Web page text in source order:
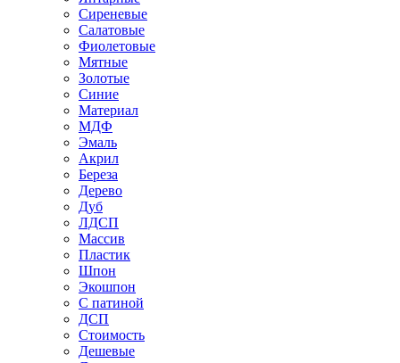
Сиреневые
Салатовые
Фиолетовые
Мятные
Золотые
Синие
Материал
МДФ
Эмаль
Акрил
Береза
Дерево
Дуб
ЛДСП
Массив
Пластик
Шпон
Экошпон
С патиной
ДСП
Стоимость
Дешевые